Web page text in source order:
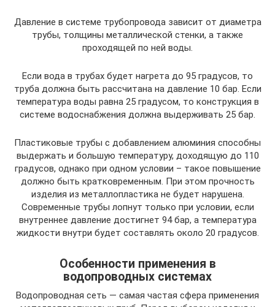
Давление в системе трубопровода зависит от диаметра
трубы, толщины металлической стенки, а также
проходящей по ней воды.
Если вода в трубах будет нагрета до 95 градусов, то
труба должна быть рассчитана на давление 10 бар. Если
температура воды равна 25 градусом, то конструкция в
системе водоснабжения должна выдерживать 25 бар.
Пластиковые трубы с добавлением алюминия способны
выдержать и большую температуру, доходящую до 110
градусов, однако при одном условии – такое повышение
должно быть кратковременным. При этом прочность
изделия из металлопластика не будет нарушена.
Современные трубы лопнут только при условии, если
внутреннее давление достигнет 94 бар, а температура
жидкости внутри будет составлять около 20 градусов.
Особенности применения в
водопроводных системах
Водопроводная сеть — самая частая сфера применения